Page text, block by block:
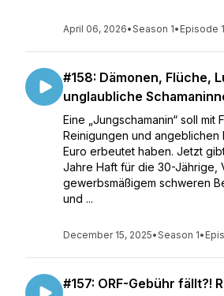
April 06, 2026•Season 1• Episode
#158: Dämonen, Flüche,
unglaubliche
Eine „Jungschamanin“ soll mit
Reinigungen und
Euro erbeutet haben. Jetzt
Jahre Haft für die 30-Jährige,
gewerbsmäßigem schweren
und ...
December 15, 2025•Season 1•
#157: ORF-Gebühr fällt?!